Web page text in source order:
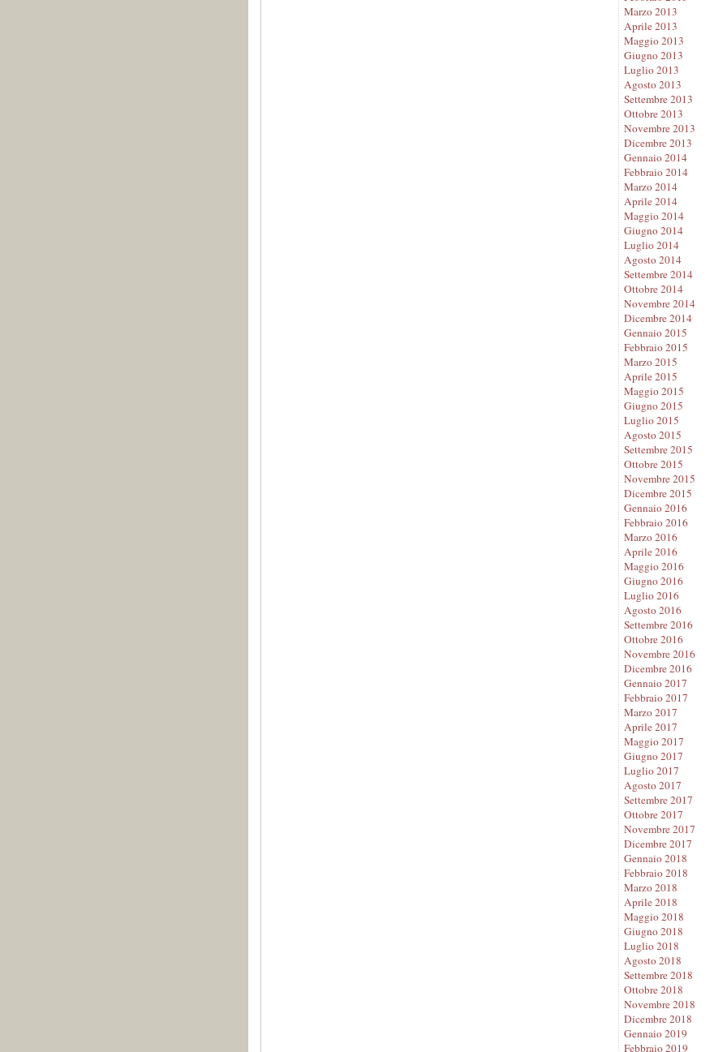
Marzo 2013
Aprile 2013
Maggio 2013
Giugno 2013
Luglio 2013
Agosto 2013
Settembre 2013
Ottobre 2013
Novembre 2013
Dicembre 2013
Gennaio 2014
Febbraio 2014
Marzo 2014
Aprile 2014
Maggio 2014
Giugno 2014
Luglio 2014
Agosto 2014
Settembre 2014
Ottobre 2014
Novembre 2014
Dicembre 2014
Gennaio 2015
Febbraio 2015
Marzo 2015
Aprile 2015
Maggio 2015
Giugno 2015
Luglio 2015
Agosto 2015
Settembre 2015
Ottobre 2015
Novembre 2015
Dicembre 2015
Gennaio 2016
Febbraio 2016
Marzo 2016
Aprile 2016
Maggio 2016
Giugno 2016
Luglio 2016
Agosto 2016
Settembre 2016
Ottobre 2016
Novembre 2016
Dicembre 2016
Gennaio 2017
Febbraio 2017
Marzo 2017
Aprile 2017
Maggio 2017
Giugno 2017
Luglio 2017
Agosto 2017
Settembre 2017
Ottobre 2017
Novembre 2017
Dicembre 2017
Gennaio 2018
Febbraio 2018
Marzo 2018
Aprile 2018
Maggio 2018
Giugno 2018
Luglio 2018
Agosto 2018
Settembre 2018
Ottobre 2018
Novembre 2018
Dicembre 2018
Gennaio 2019
Febbraio 2019